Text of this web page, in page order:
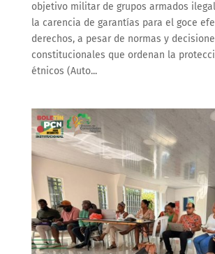
objetivo militar de grupos armados
la carencia de garantías para el goce
derechos, a pesar de normas y
constitucionales que ordenan la
étnicos (Auto...